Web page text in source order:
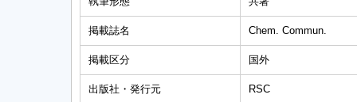
掲載誌名 Chem. Commun.
掲載区分 国外
出版社・発行元 RSC